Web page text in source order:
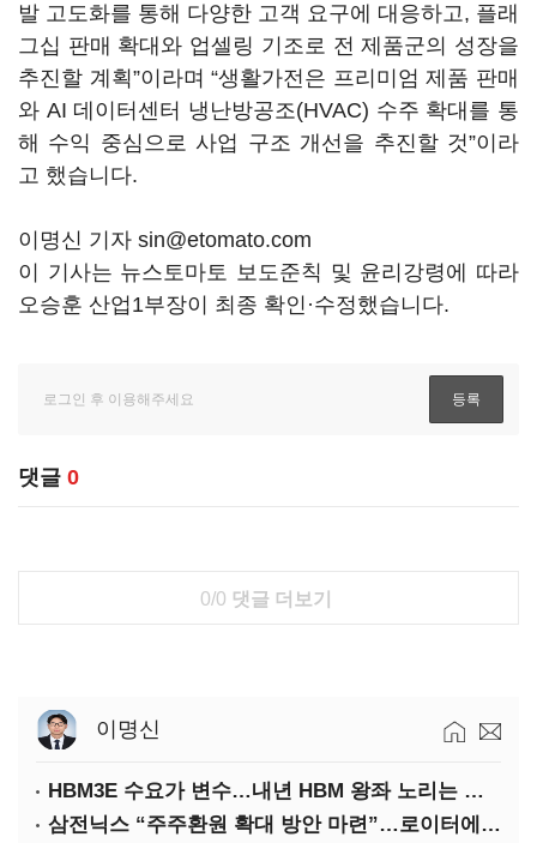
발 고도화를 통해 다양한 고객 요구에 대응하고, 플래
그십 판매 확대와 업셀링 기조로 전 제품군의 성장을
추진할 계획”이라며 “생활가전은 프리미엄 제품 판매
와 AI 데이터센터 냉난방공조(HVAC) 수주 확대를 통
해 수익 중심으로 사업 구조 개선을 추진할 것”이라
고 했습니다.
이명신 기자 sin@etomato.com
이 기사는 뉴스토마토 보도준칙 및 윤리강령에 따라
오승훈 산업1부장이 최종 확인·수정했습니다.
댓글 0
0/0 댓글 더보기
이명신
HBM3E 수요가 변수…내년 HBM 왕좌 노리는 삼성
삼전닉스 “주주환원 확대 방안 마련”…로이터에 성명 보내